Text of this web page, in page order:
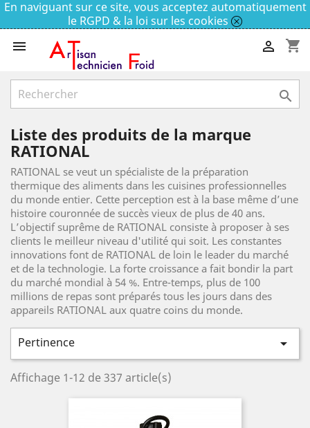
En naviguant sur ce site, vous acceptez automatiquement
le RGPD & la loi sur les cookies
 shopping_cart


Liste des produits de la marque
RATIONAL
RATIONAL se veut un spécialiste de la préparation
thermique des aliments dans les cuisines professionnelles
du monde entier. Cette perception est à la base même d’une
histoire couronnée de succès vieux de plus de 40 ans.
L’objectif suprême de RATIONAL consiste à proposer à ses
clients le meilleur niveau d'utilité qui soit. Les constantes
innovations font de RATIONAL de loin le leader du marché
et de la technologie. La forte croissance a fait bondir la part
du marché mondial à 54 %. Entre-temps, plus de 100
millions de repas sont préparés tous les jours dans des
appareils RATIONAL aux quatre coins du monde.
Pertinence 
Affichage 1-12 de 337 article(s)